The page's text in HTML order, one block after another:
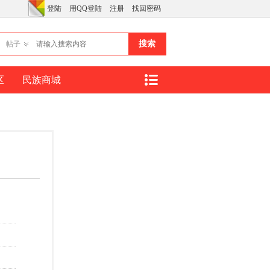
登陆 用QQ登陆 注册 找回密码
帖子 搜索
民族商城